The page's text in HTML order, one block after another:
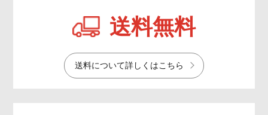
送料無料
送料について詳しくはこちら